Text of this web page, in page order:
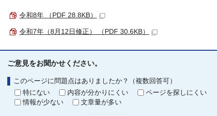
令和8年 （PDF 28.8KB）
令和7年（8月12日修正） （PDF 30.6KB）
ご意見をお聞かせください。
このページに問題点はありましたか？（複数回答可）
特にない
内容が分かりにくい
ページを探しにくい
情報が少ない
文章量が多い